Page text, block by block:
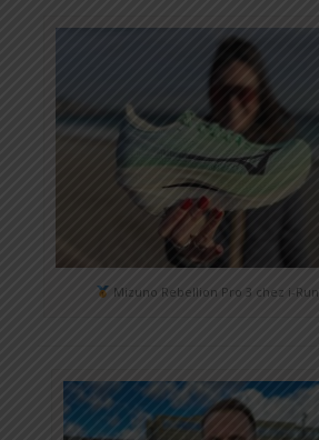
Mizuno Rebellion Pro 3 chez i-Run